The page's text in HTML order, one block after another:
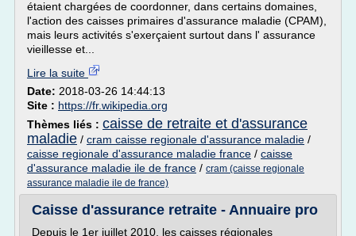
étaient chargées de coordonner, dans certains domaines,
l'action des caisses primaires d'assurance maladie (CPAM),
mais leurs activités s'exerçaient surtout dans l' assurance
vieillesse et...
Lire la suite
Date: 2018-03-26 14:44:13
Site : https://fr.wikipedia.org
Thèmes liés : caisse de retraite et d'assurance
maladie / cram caisse regionale d'assurance maladie /
caisse regionale d'assurance maladie france / caisse
d'assurance maladie ile de france / cram (caisse regionale
assurance maladie ile de france)
Caisse d'assurance retraite - Annuaire pro
Depuis le 1er juillet 2010, les caisses régionales